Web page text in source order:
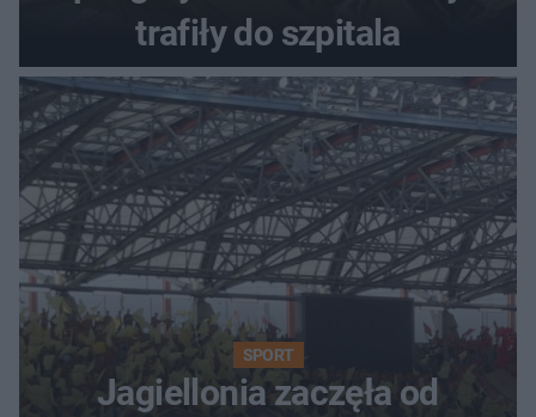
trafiły do szpitala
SPORT
Jagiellonia zaczęła od